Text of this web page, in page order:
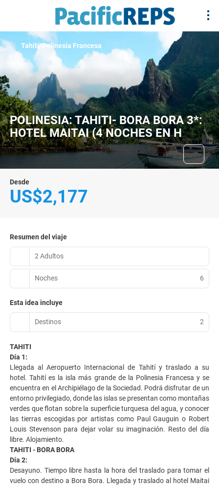
POLINESIA: TAHITI- BORA BORA 3*:
HOTEL MAITAI (4 NOCHES EN H
Tahití, Polinesia Francesa
Desde
US$2,177
Resumen del viaje
2 Adultos
Noches 6
Esta idea incluye
Destinos 2
TAHITI
Día 1:
Llegada al Aeropuerto Internacional de Tahití y traslado a su
hotel. Tahití es la isla más grande de la Polinesia Francesa y se
encuentra en el Archipiélago de la Sociedad. Podrá disfrutar de un
entorno privilegiado, donde las islas se presentan como montañas
verdes que flotan sobre la superficie turquesa del agua, y conocer
las tierras escogidas por artistas como Paul Gauguin o Robert
Louis Stevenson para dejar volar su imaginación. Resto del día
libre. Alojamiento.
TAHITI - BORA BORA
Día 2:
Desayuno. Tiempo libre hasta la hora del traslado para tomar el
vuelo con destino a Bora Bora. Llegada y traslado al hotel Maitai